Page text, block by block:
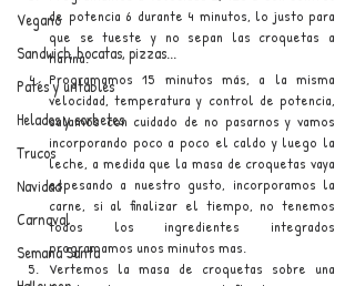
Vegano
Sandwich, bocatas, pizzas...
Patés y untables
Helados y sorbetes
Trucos
Navidad
Carnaval
Semana Santa
de potencia 6 durante 4 minutos, lo justo para
que se tueste y no sepan las croquetas a
harina.
Programamos 15 minutos más, a la misma
velocidad, temperatura y control de potencia,
salamos con cuidado de no pasarnos y vamos
incorporando poco a poco el caldo y luego la
leche, a medida que la masa de croquetas vaya
espesando a nuestro gusto, incorporamos la
carne, si al finalizar el tiempo, no tenemos
todos los ingredientes integrados
programamos unos minutos mas.
Vertemos la masa de croquetas sobre una